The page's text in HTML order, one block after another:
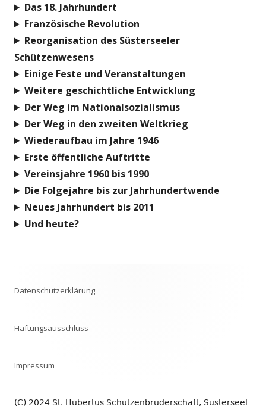
Das 18. Jahrhundert
Französische Revolution
Reorganisation des Süsterseeler
Schützenwesens
Einige Feste und Veranstaltungen
Weitere geschichtliche Entwicklung
Der Weg im Nationalsozialismus
Der Weg in den zweiten Weltkrieg
Wiederaufbau im Jahre 1946
Erste öffentliche Auftritte
Vereinsjahre 1960 bis 1990
Die Folgejahre bis zur Jahrhundertwende
Neues Jahrhundert bis 2011
Und heute?
Inhalt
Datenschutzerklärung
Haftungsausschluss
Impressum
(C) 2024 St. Hubertus Schützenbruderschaft, Süsterseel